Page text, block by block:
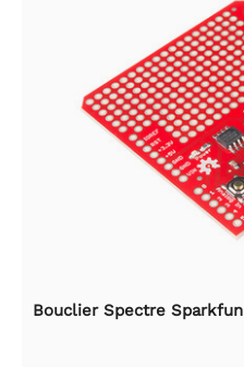
Bouclier Spectre Sparkfun